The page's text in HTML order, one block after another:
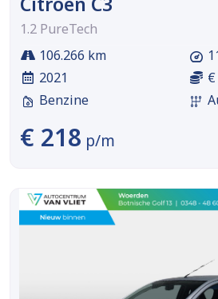
1.2 PureTech
106.266 km
2021
Benzine
€ 218 p/m